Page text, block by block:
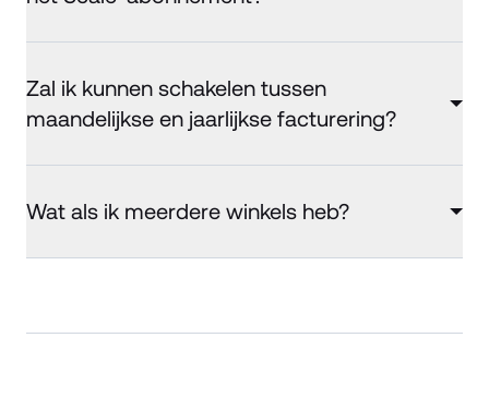
Zal ik kunnen schakelen tussen
maandelijkse en jaarlijkse facturering?
Wat als ik meerdere winkels heb?